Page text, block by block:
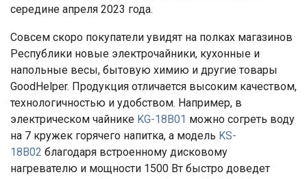
середине апреля 2023 года.
Совсем скоро покупатели увидят на полках магазинов
Республики новые электрочайники, кухонные и
напольные весы, бытовую химию и другие товары
GoodHelper. Продукция отличается высоким качеством,
технологичностью и удобством. Например, в
электрическом чайнике KG-18В01 можно согреть воду
на 7 кружек горячего напитка, а модель KS-
18B02 благодаря встроенному дисковому
нагревателю и мощности 1500 Вт быстро доведет